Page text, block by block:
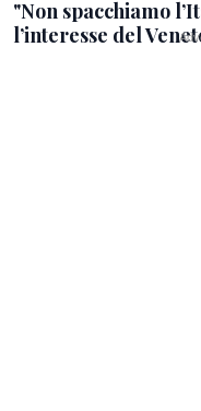
"Non spacchiamo
l’interesse del